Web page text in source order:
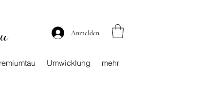
Anmelden
Umwicklung mehr